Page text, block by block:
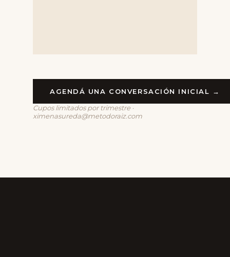
AGENDÁ UNA CONVERSACIÓN INICIAL →
Cupos limitados por trimestre ·
ximenasureda@metodoraiz.com